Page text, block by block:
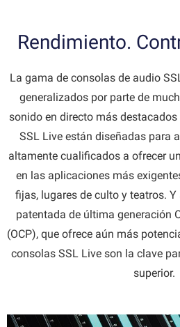
Rendimiento.
La gama de consolas de audio
generalizados por parte de
sonido en directo más
SSL Live están diseñadas para
altamente cualificados a ofrecer
en las aplicaciones más
fijas, lugares de culto y teatros.
patentada de última generación
(OCP), que ofrece aún más
consolas SSL Live son la clave
superior.